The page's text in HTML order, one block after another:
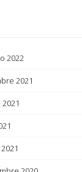
2022
2021